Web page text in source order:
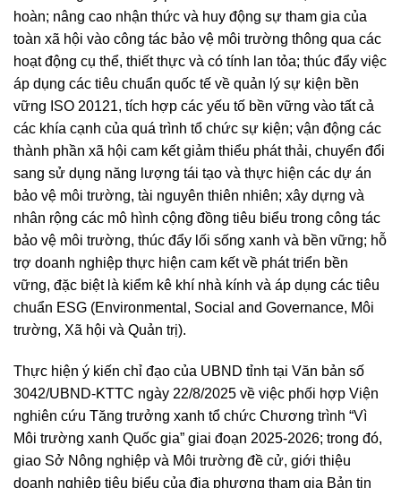
hoàn; nâng cao nhận thức và huy động sự tham gia của
toàn xã hội vào công tác bảo vệ môi trường thông qua các
hoạt động cụ thể, thiết thực và có tính lan tỏa; thúc đẩy việc
áp dụng các tiêu chuẩn quốc tế về quản lý sự kiện bền
vững ISO 20121, tích hợp các yếu tố bền vững vào tất cả
các khía cạnh của quá trình tổ chức sự kiện; vận động các
thành phần xã hội cam kết giảm thiểu phát thải, chuyển đổi
sang sử dụng năng lượng tái tạo và thực hiện các dự án
bảo vệ môi trường, tài nguyên thiên nhiên; xây dựng và
nhân rộng các mô hình cộng đồng tiêu biểu trong công tác
bảo vệ môi trường, thúc đẩy lối sống xanh và bền vững; hỗ
trợ doanh nghiệp thực hiện cam kết về phát triển bền
vững, đặc biệt là kiểm kê khí nhà kính và áp dụng các tiêu
chuẩn ESG (Environmental, Social and Governance, Môi
trường, Xã hội và Quản trị).
Thực hiện ý kiến chỉ đạo của UBND tỉnh tại Văn bản số
3042/UBND-KTTC ngày 22/8/2025 về việc phối hợp Viện
nghiên cứu Tăng trưởng xanh tổ chức Chương trình “Vì
Môi trường xanh Quốc gia” giai đoạn 2025-2026; trong đó,
giao Sở Nông nghiệp và Môi trường đề cử, giới thiệu
doanh nghiệp tiêu biểu của địa phương tham gia Bản tin